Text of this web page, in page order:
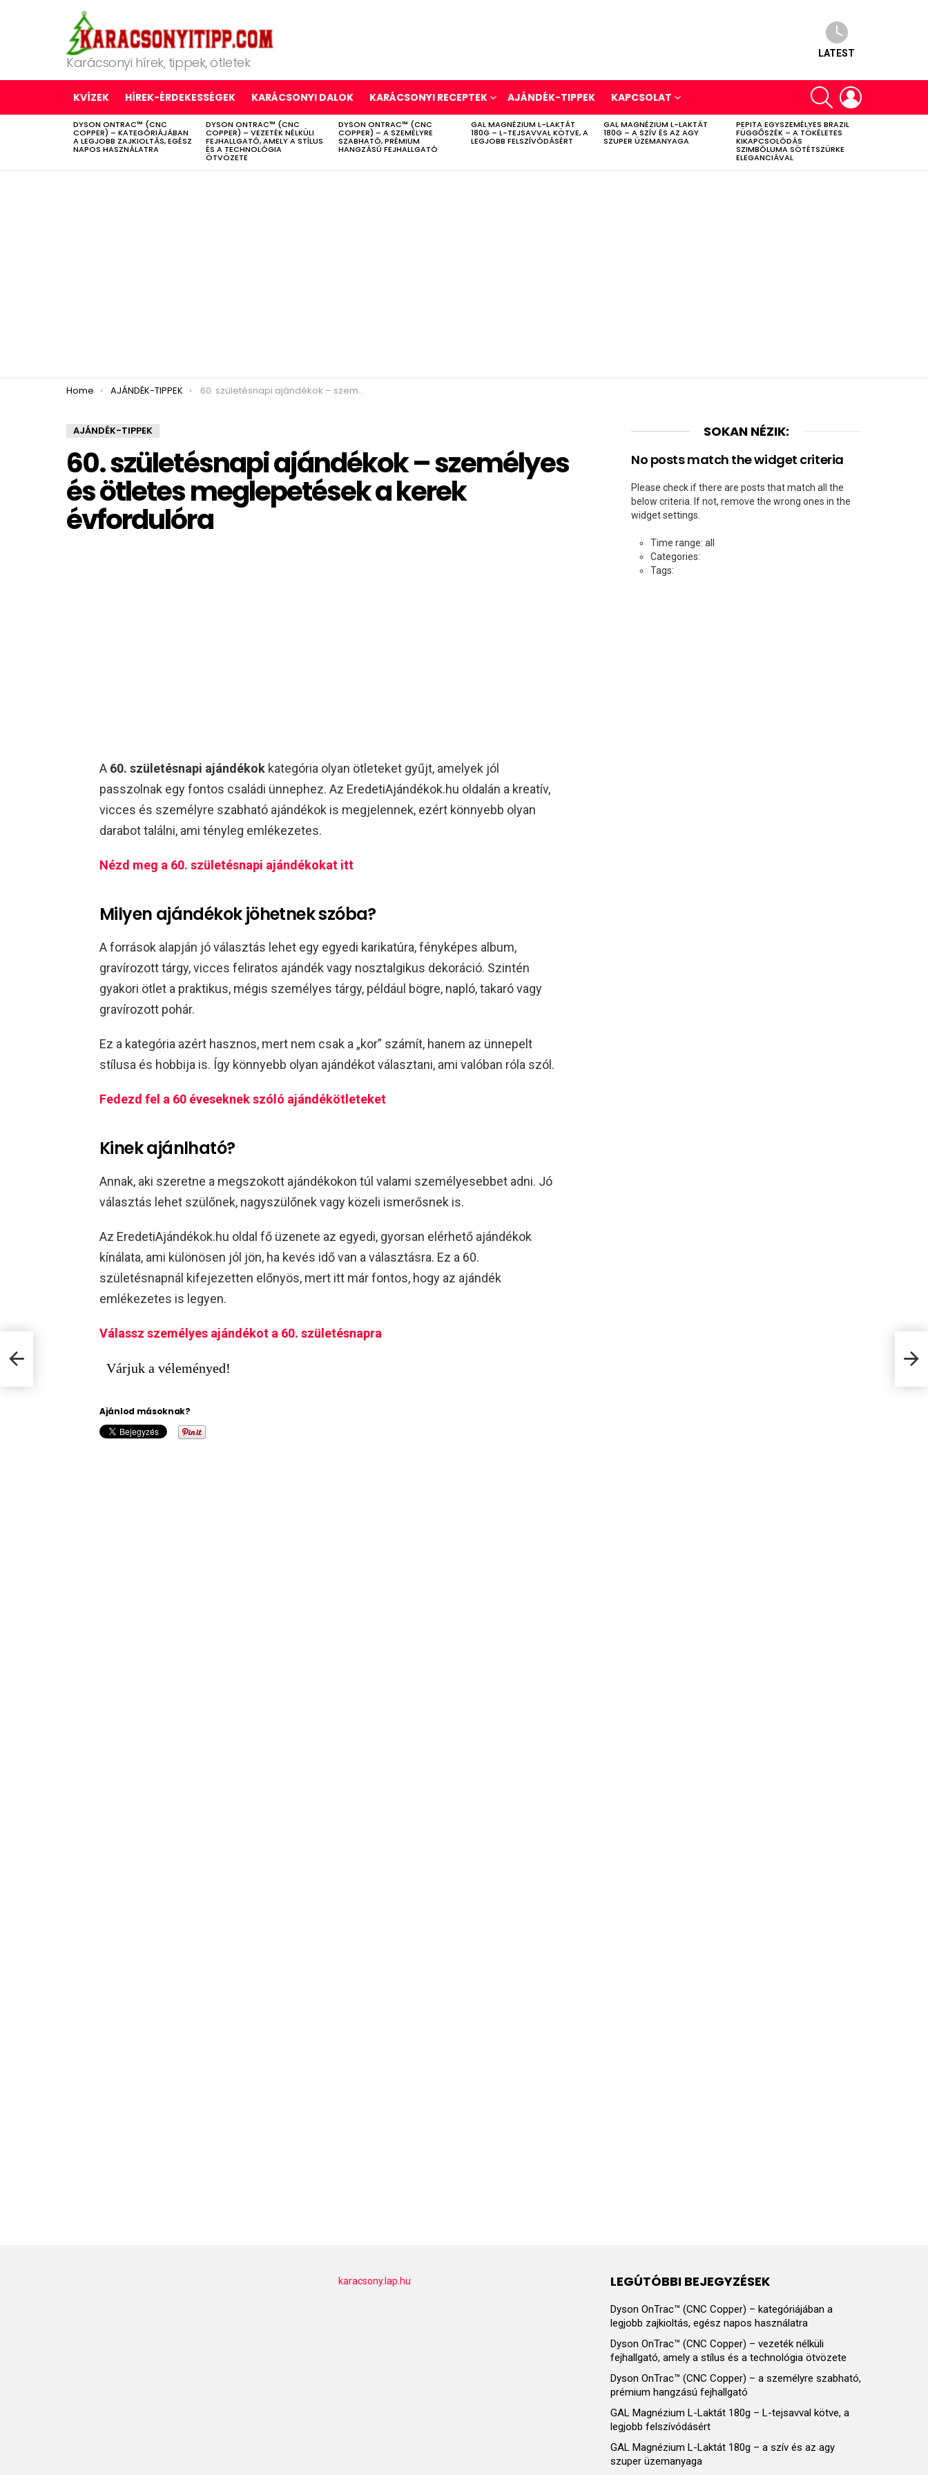
Karácsonyi hírek, tippek, ötletek
LATEST
KVÍZEK HÍREK-ÉRDEKESSÉGEK KARÁCSONYI DALOK KARÁCSONYI RECEPTEK AJÁNDÉK-TIPPEK KAPCSOLAT
SEARCH
LATEST
STORIES
DYSON ONTRAC™ (CNC
COPPER) – KATEGÓRIÁJÁBAN
A LEGJOBB ZAJKIOLTÁS, EGÉSZ
NAPOS HASZNÁLATRA
DYSON ONTRAC™ (CNC
COPPER) – VEZETÉK NÉLKÜLI
FEJHALLGATÓ, AMELY A STÍLUS
ÉS A TECHNOLÓGIA
ÖTVÖZETE
DYSON ONTRAC™ (CNC
COPPER) – A SZEMÉLYRE
SZABHATÓ, PRÉMIUM
HANGZÁSÚ FEJHALLGATÓ
GAL MAGNÉZIUM L-LAKTÁT
180G – L-TEJSAVVAL KÖTVE, A
LEGJOBB FELSZÍVÓDÁSÉRT
GAL MAGNÉZIUM L-LAKTÁT
180G – A SZÍV ÉS AZ AGY
SZUPER ÜZEMANYAGA
PEPITA EGYSZEMÉLYES BRAZIL
FÜGGŐSZÉK – A TÖKÉLETES
KIKAPCSOLÓDÁS
SZIMBÓLUMA SÖTÉTSZÜRKE
ELEGANCIÁVAL
You are here:
Home AJÁNDÉK-TIPPEK 60. születésnapi ajándékok – személyes és ötletes meglepetések a kerek évfordulóra
AJÁNDÉK-TIPPEK
60. születésnapi ajándékok – személyes
és ötletes meglepetések a kerek
évfordulóra
A 60. születésnapi ajándékok kategória olyan ötleteket gyűjt, amelyek jól
passzolnak egy fontos családi ünnephez. Az EredetiAjándékok.hu oldalán a kreatív,
vicces és személyre szabható ajándékok is megjelennek, ezért könnyebb olyan
darabot találni, ami tényleg emlékezetes.
Nézd meg a 60. születésnapi ajándékokat itt
Milyen ajándékok jöhetnek szóba?
A források alapján jó választás lehet egy egyedi karikatúra, fényképes album,
gravírozott tárgy, vicces feliratos ajándék vagy nosztalgikus dekoráció. Szintén
gyakori ötlet a praktikus, mégis személyes tárgy, például bögre, napló, takaró vagy
gravírozott pohár.
Ez a kategória azért hasznos, mert nem csak a „kor” számít, hanem az ünnepelt
stílusa és hobbija is. Így könnyebb olyan ajándékot választani, ami valóban róla szól.
Fedezd fel a 60 éveseknek szóló ajándékötleteket
Kinek ajánlható?
Annak, aki szeretne a megszokott ajándékokon túl valami személyesebbet adni. Jó
választás lehet szülőnek, nagyszülőnek vagy közeli ismerősnek is.
Az EredetiAjándékok.hu oldal fő üzenete az egyedi, gyorsan elérhető ajándékok
kínálata, ami különösen jól jön, ha kevés idő van a választásra. Ez a 60.
születésnapnál kifejezetten előnyös, mert itt már fontos, hogy az ajándék
emlékezetes is legyen.
Válassz személyes ajándékot a 60. születésnapra
Várjuk a véleményed!
Ajánlod másoknak?
SOKAN NÉZIK:
No posts match the widget criteria
Please check if there are posts that match all the
below criteria. If not, remove the wrong ones in the
widget settings.
Time range: all
Categories:
Tags:
karacsony.lap.hu LEGÚTÓBBI BEJEGYZÉSEK
Dyson OnTrac™ (CNC Copper) – kategóriájában a
legjobb zajkioltás, egész napos használatra
Dyson OnTrac™ (CNC Copper) – vezeték nélküli
fejhallgató, amely a stílus és a technológia ötvözete
Dyson OnTrac™ (CNC Copper) – a személyre szabható,
prémium hangzású fejhallgató
GAL Magnézium L-Laktát 180g – L-tejsavval kötve, a
legjobb felszívódásért
GAL Magnézium L-Laktát 180g – a szív és az agy
szuper üzemanyaga